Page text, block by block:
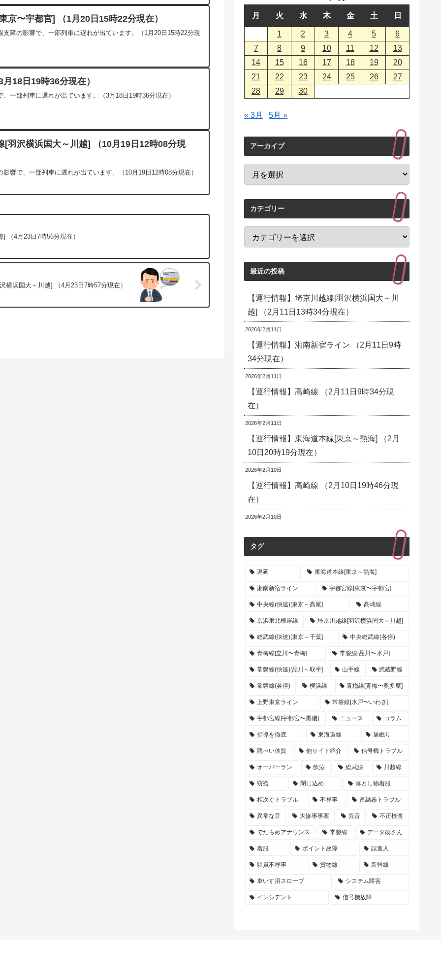
京〜宇都宮] （1月20日15時22分現在）
障の影響で、一部列車に遅れが出ています。（1月20日15時22分現
18日19時36分現在）
一部列車に遅れが出ています。（3月18日19時36分現在）
[羽沢横浜国大～川越] （10月19日12時08分現
響で、一部列車に遅れが出ています。（10月19日12時08分現在）
（4月23日7時56分現在）
横浜国大～川越] （4月23日7時57分現在）
月 火 水 木 金 土 日
1 2 3 4 5
6
7
8 9 10 11 12
13
14
15 16 17 18 19
20
21
22 23 24 25 26
27
28
29 30
« 3月 5月 »
アーカイブ
カテゴリー
最近の投稿
【運行情報】埼京川越線[羽沢横浜国大～川
越] （2月11日13時34分現在）
2026年2月11日
【運行情報】湘南新宿ライン （2月11日9時
34分現在）
2026年2月11日
【運行情報】高崎線 （2月11日9時34分現
在）
2026年2月11日
【運行情報】東海道本線[東京～熱海] （2月
10日20時19分現在）
2026年2月10日
【運行情報】高崎線 （2月10日19時46分現
在）
2026年2月10日
タグ
遅延 東海道本線[東京～熱海]
湘南新宿ライン 宇都宮線[東京〜宇都宮]
中央線(快速)[東京～高尾] 高崎線
京浜東北根岸線 埼京川越線[羽沢横浜国大～川越]
総武線(快速)[東京～千葉] 中央総武線(各停)
青梅線[立川〜青梅] 常磐線[品川〜水戸]
常磐線(快速)[品川～取手] 山手線 武蔵野線
常磐線(各停) 横浜線 青梅線[青梅〜奥多摩]
上野東京ライン 常磐線[水戸〜いわき]
宇都宮線[宇都宮〜黒磯] ニュース コラム
指導を徹底 東海道線 居眠り
隠ぺい体質 他サイト紹介 信号機トラブル
オーバーラン 飲酒 総武線 川越線
窃盗 閉じ込め 落とし物着服
相次ぐトラブル 不祥事 連結器トラブル
異常な音 大惨事事案 異音 不正検査
でたらめアナウンス 常磐線 データ改ざん
着服 ポイント故障 誤進入
駅員不祥事 貨物線 新幹線
車いす用スロープ システム障害
インシデント 信号機故障